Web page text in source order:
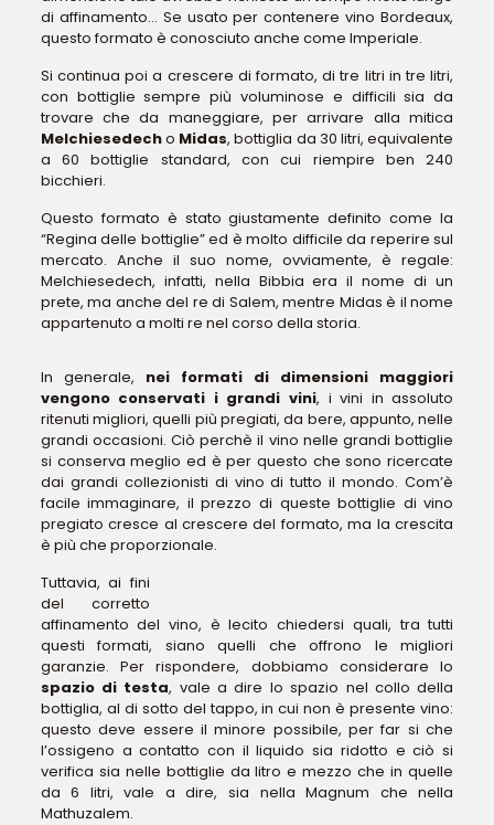
di affinamento… Se usato per contenere vino Bordeaux,
questo formato è conosciuto anche come Imperiale.
Si continua poi a crescere di formato, di tre litri in tre litri,
con bottiglie sempre più voluminose e difficili sia da
trovare che da maneggiare, per arrivare alla mitica
Melchiesedecho Midas, bottiglia da 30 litri, equivalente
a 60 bottiglie standard, con cui riempire ben 240
bicchieri.
Questo formato è stato giustamente definito come la
“Regina delle bottiglie” ed è molto difficile da reperire sul
mercato. Anche il suo nome, ovviamente, è regale:
Melchiesedech, infatti, nella Bibbia era il nome di un
prete, ma anche del re di Salem, mentre Midas è il nome
appartenuto a molti re nel corso della storia.
In generale, nei formati di dimensioni maggiori
vengono conservati i grandi vini, i vini in assoluto
ritenuti migliori, quelli più pregiati, da bere, appunto, nelle
grandi occasioni. Ciò perchè il vino nelle grandi bottiglie
si conserva meglio ed è per questo che sono ricercate
dai grandi collezionisti di vino di tutto il mondo. Com’è
facile immaginare, il prezzo di queste bottiglie di vino
pregiato cresce al crescere del formato, ma la crescita
è più che proporzionale.
Tuttavia, ai fini
del corretto
affinamento del vino, è lecito chiedersi quali, tra tutti
questi formati, siano quelli che offrono le migliori
garanzie. Per rispondere, dobbiamo considerare lo
spazio di testa, vale a dire lo spazio nel collo della
bottiglia, al di sotto del tappo, in cui non è presente vino:
questo deve essere il minore possibile, per far si che
l’ossigeno a contatto con il liquido sia ridotto e ciò si
verifica sia nelle bottiglie da litro e mezzo che in quelle
da 6 litri, vale a dire, sia nella Magnum che nella
Mathuzalem.